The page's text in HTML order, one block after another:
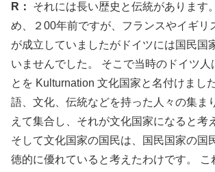
R：
それには長い歴史と伝統があります
め、２00年前ですが、フランスやイギリ
が成立していましたがドイツには国民国
いませんでした。 そこで当時のドイツ人
とを Kulturnation 文化国家と名付けまし
語、文化、伝統などを持った人々の集ま
えて集合し、それが文化国家になると考
そして文化国家の国民は、国民国家の国
徳的に優れていると考えたわけです。 こ